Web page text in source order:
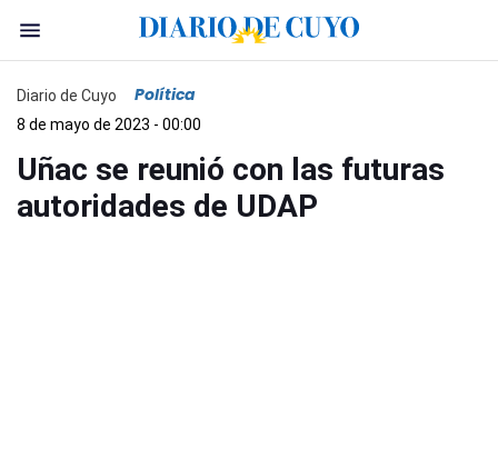
Diario de Cuyo Política
8 de mayo de 2023 - 00:00
Uñac se reunió con las futuras
autoridades de UDAP